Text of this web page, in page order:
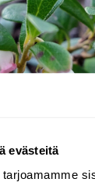
evästeitä